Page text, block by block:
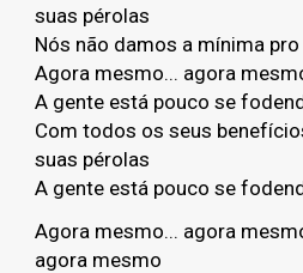
suas pérolas
Nós não damos a mínima
Agora mesmo... agora
A gente está pouco se
Com todos os seus
suas pérolas
A gente está pouco se
Agora mesmo... agora
agora mesmo